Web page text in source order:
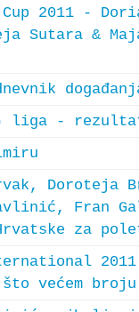
Cup 2011 -
Sutara &
liga -
Doroteja
Fran
za
većem broju